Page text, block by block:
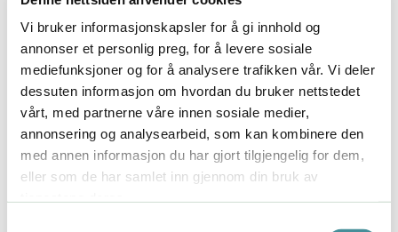
Vi bruker informasjonskapsler for å gi innhold og
annonser et personlig preg, for å levere sosiale
mediefunksjoner og for å analysere trafikken vår. Vi deler
dessuten informasjon om hvordan du bruker nettstedet
vårt, med partnerne våre innen sosiale medier,
annonsering og analysearbeid, som kan kombinere den
med annen informasjon du har gjort tilgjengelig for dem,
eller som de har samlet inn gjennom din bruk av
kritikeren, følelsen av å mangle retning, tvil på egne
evner, frykten for å gjøre feil, “flink pike”-
tendenser… For ikke å nevne den fortvilende
følelsen av å ikke bli tatt på alvor, ikke få
gjennomslag, ikke klare å kommunisere tydelig nok.
Dette er ikke en lettbeint selvhjelpsbok med kjappe
løsninger for komplekse psykologiske fenomener.
Det er en tankevekkende, klok og praktisk bok som